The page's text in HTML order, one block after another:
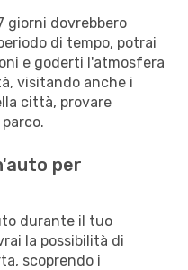
giorni dovrebbero
di tempo, potrai
e goderti l'atmosfera
visitando anche i
città, provare
per
durante il tuo
la possibilità di
scoprendo i